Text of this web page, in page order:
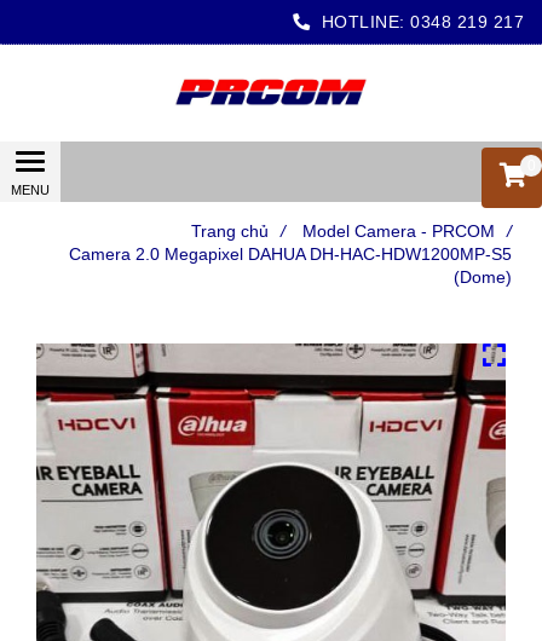
HOTLINE: 0348 219 217
Trang chủ / Model Camera - PRCOM
/
Camera 2.0 Megapixel DAHUA DH-HAC-HDW1200MP-S5
(Dome)